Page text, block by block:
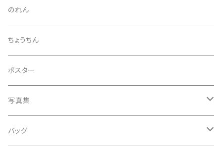
お礼ボイス
アクリルスタンド
灰皿
白露
秋分
毅然湯
スガヌマンチョコシール
A HARD DAY'S NIGHT
with the suganuma's
のれん
ちょうちん
ポスター
写真集
５歳刻み写真集
バッグ